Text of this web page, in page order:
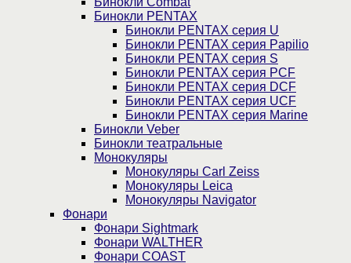
Бинокли PENTAX
Бинокли PENTAX серия U
Бинокли PENTAX серия Papilio
Бинокли PENTAX серия S
Бинокли PENTAX серия PCF
Бинокли PENTAX серия DCF
Бинокли PENTAX серия UCF
Бинокли PENTAX серия Marine
Бинокли Veber
Бинокли театральные
Монокуляры
Монокуляры Carl Zeiss
Монокуляры Leica
Монокуляры Navigator
Фонари
Фонари Sightmark
Фонари WALTHER
Фонари COAST